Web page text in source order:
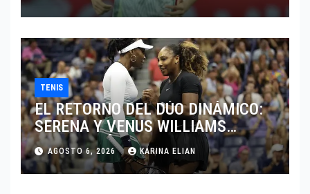
TENIS
EL RETORNO DEL DÚO DINÁMICO:
SERENA Y VENUS WILLIAMS
DISPUTARÁN LOS DOBLES EN
CINCINNATI 2026
AGOSTO 6, 2026 KARINA ELIAN